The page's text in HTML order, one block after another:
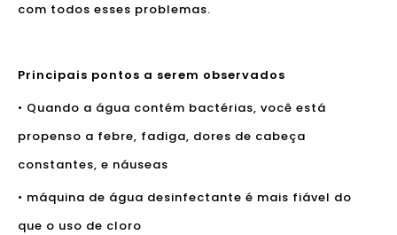
com todos esses problemas.
Principais pontos a serem observados
• Quando a água contém bactérias, você está
propenso a febre, fadiga, dores de cabeça
constantes, e náuseas
• máquina de água desinfectante é mais fiável do
que o uso de cloro